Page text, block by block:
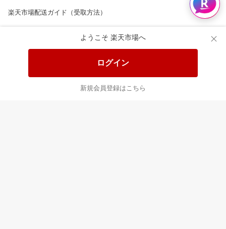
ようこそ 楽天市場へ
ログイン
新規会員登録はこちら
楽天市場配送ガイド（受取方法）
楽天にお店を開きませんか？
楽天ショッピングサービスご利用規約